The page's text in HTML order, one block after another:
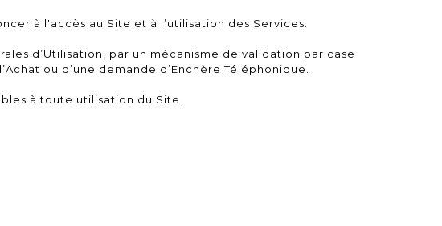
à l'accès au Site et à l’utilisation des Services.
d’Utilisation, par un mécanisme de validation par case
ou d’une demande d’Enchère Téléphonique.
à toute utilisation du Site.